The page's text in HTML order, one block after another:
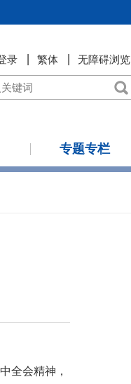
录 繁体 无障碍浏览
专题专栏
全会精神，